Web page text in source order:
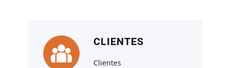
CLIENTES
Clientes